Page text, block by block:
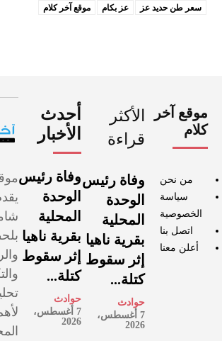
سعر طن حديد عز
عز بكام موقع آخر كلام
موقع آخر
كلام
من نحن
سياسة
الخصوصية
اتصل بنا
أعلن معنا
الأكثر
قراءة
وفاة رئيس
الوحدة
المحلية
بقرية ناهيا
إثر سقوط
كتلة...
حوادث
7 أغسطس،
2026
أحدث
الأخبار
وفاة رئيس
الوحدة
المحلية
بقرية ناهيا
إثر سقوط
كتلة...
حوادث
7 أغسطس،
2026